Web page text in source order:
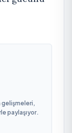
gelişmeleri,
paylaşıyor.